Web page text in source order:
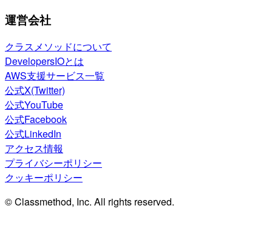
運営会社
クラスメソッドについて
DevelopersIOとは
AWS支援サービス一覧
公式X(Twitter)
公式YouTube
公式Facebook
公式LinkedIn
アクセス情報
プライバシーポリシー
クッキーポリシー
© Classmethod, Inc. All rights reserved.